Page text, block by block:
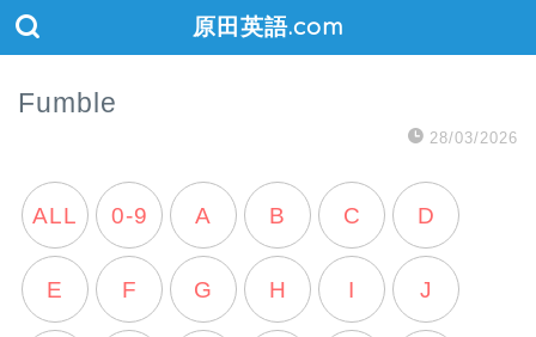
原田英語.com
Fumble
28/03/2026
ALL 0-9 A B C D
E F G H I J